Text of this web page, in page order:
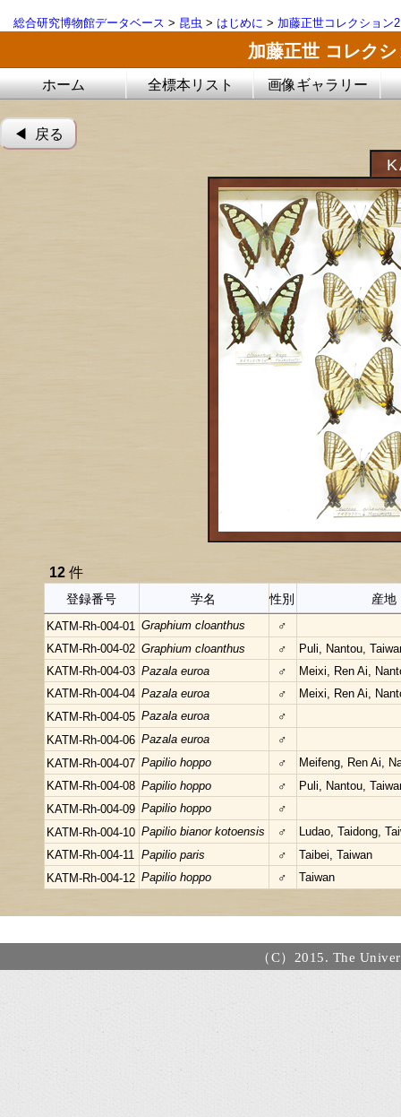
総合研究博物館データベース > 昆虫 > はじめに > 加藤正世コレクション2
加藤正世 コレク
ホーム 全標本リスト 画像ギャラリー
◀︎ 戻る
12 件
登録番号 学名 性別 産地
KATM-Rh-004-01 Graphium cloanthus ♂
KATM-Rh-004-02 Graphium cloanthus ♂
Puli, Nantou,
KATM-Rh-004-03 Pazala euroa ♂
Meixi, Ren Ai,
KATM-Rh-004-04 Pazala euroa ♂
Meixi, Ren Ai,
KATM-Rh-004-05 Pazala euroa ♂
KATM-Rh-004-06 Pazala euroa ♂
KATM-Rh-004-07 Papilio hoppo ♂
Meifeng, Ren Ai,
KATM-Rh-004-08 Papilio hoppo ♂
Puli, Nantou,
KATM-Rh-004-09 Papilio hoppo ♂
KATM-Rh-004-10 Papilio bianor kotoensis ♂
Ludao, Taidong,
KATM-Rh-004-11 Papilio paris ♂
Taibei, Taiwan
KATM-Rh-004-12 Papilio hoppo ♂ Taiwan
（C）2015. The